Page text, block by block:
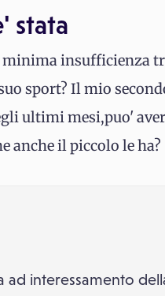
stata
insufficienza
sport? Il mio
ultimi mesi,puo'
anche il piccolo le ha?
ad interessamento